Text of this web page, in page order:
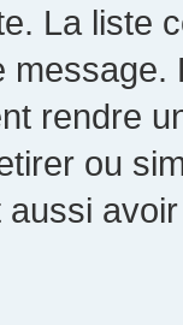
La liste
rendre
ou
aussi